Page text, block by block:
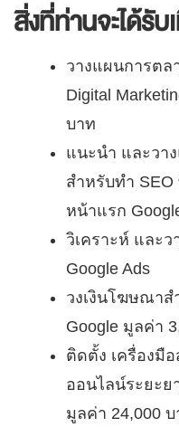
สิ่งที่ท่านจะได้รั
วางแผนการต
Digital
บาท
แนะนำ และวา
สำหรับทำ
หน้าแรก
วิเคราะห์ และ
Google Ads
วงเงินโฆษณา
Google มูลค่า
ติดตั้ง เครื่องมื
ออนไลน์ระยะย
มูลค่า 24,000 บ